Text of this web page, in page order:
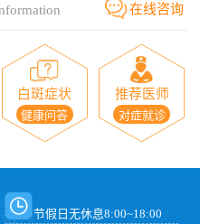
在线咨询
白斑症状
健康问答
推荐医师
对症就诊
节假日无休息8:00~18:00